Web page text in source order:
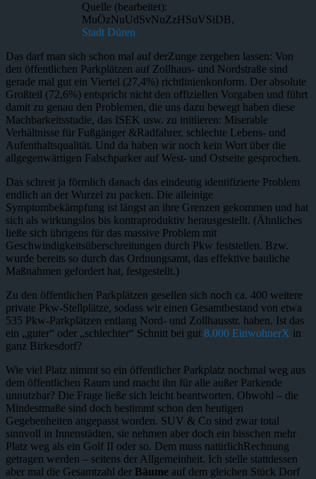
Quelle (bearbeitet):
MuÖzNuUdSvNuZzHSuVSiDB,
Stadt Düren
Das darf man sich schon mal auf derZunge zergehen lassen: Von
den öffentlichen Parkplätzen auf Zollhaus- und Nordstraße sind
gerade mal gut ein Viertel (27,4%) richtlinienkonform. Der absolute
Großteil (72,6%) entspricht nicht den offiziellen Vorgaben und führt
damit zu genau den Problemen, die uns dazu bewegt haben diese
Machbarkeitsstudie, das ISEK usw. zu initiieren: Miserable
Verhältnisse für Fußgänger &Radfahrer, schlechte Lebens- und
Aufenthaltsqualität. Und da haben wir noch kein Wort über die
allgegenwärtigen Falschparker auf West- und Ostseite gesprochen.
Das schreit ja förmlich danach das eindeutig identifizierte Problem
endlich an der Wurzel zu packen. Die alleinige
Symptombekämpfung ist längst an ihre Grenzen gekommen und hat
sich als wirkungslos bis kontraproduktiv herausgestellt. (Ähnliches
ließe sich übrigens für das massive Problem mit
Geschwindigkeitsüberschreitungen durch Pkw feststellen. Bzw.
wurde bereits so durch das Ordnungsamt, das effektive bauliche
Maßnahmen gefordert hat, festgestellt.)
Zu den öffentlichen Parkplätzen gesellen sich noch ca. 400 weitere
private Pkw-Stellplätze, sodass wir einen Gesamtbestand von etwa
535 Pkw-Parkplätzen entlang Nord- und Zollhausstr. haben. Ist das
ein „guter“ oder „schlechter“ Schnitt bei gut 8.000 EinwohnerX in
ganz Birkesdorf?
Wie viel Platz nimmt so ein öffentlicher Parkplatz nochmal weg aus
dem öffentlichen Raum und macht ihn für alle außer Parkende
unnutzbar? Die Frage ließe sich leicht beantworten. Obwohl – die
Mindestmaße sind doch bestimmt schon den heutigen
Gegebenheiten angepasst worden. SUV & Co sind zwar total
sinnvoll in Innenstädten, sie nehmen aber doch ein bisschen mehr
Platz weg als ein Golf II oder so. Dem muss natürlichRechnung
getragen werden – seitens der Allgemeinheit. Ich stelle stattdessen
aber mal die Gesamtzahl der Bäume auf dem gleichen Stück Dorf